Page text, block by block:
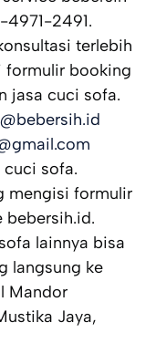
2491.
terlebih
formulir booking
jasa cuci sofa.
cuci sofa.
mengisi formulir
bebersih.id.
lainnya bisa
langsung ke
Mandor
Jaya,